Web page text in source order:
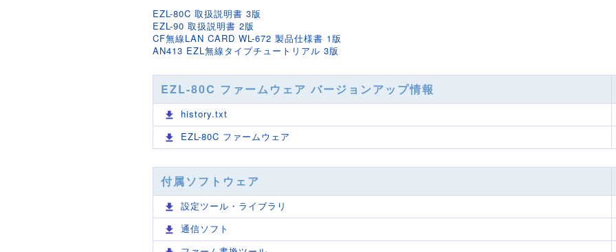
EZL-80C 取扱説明書 3版
EZL-90 取扱説明書 2版
CF無線LAN CARD WL-672 製品仕様書 1版
AN413 EZL無線タイプチュートリアル 3版
EZL-80C ファームウェア バージョンアップ情報
history.txt
EZL-80C ファームウェア
付属ソフトウェア
設定ツール・ライブラリ
通信ソフト